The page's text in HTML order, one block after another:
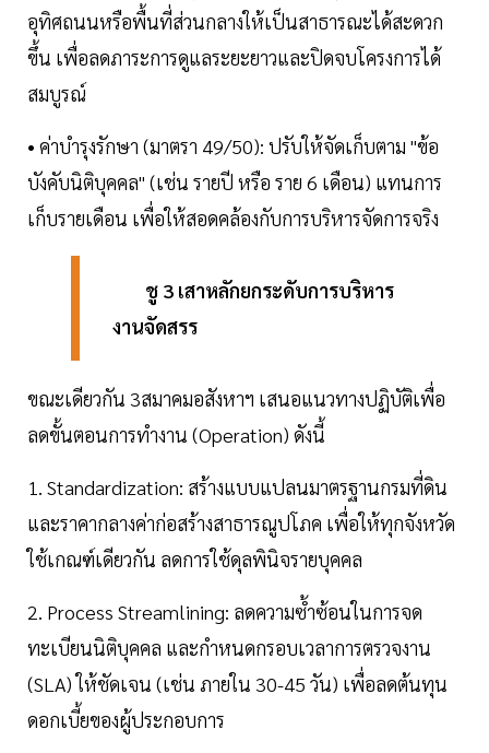
อุทิศถนนหรือพื้นที่ส่วนกลางให้เป็นสาธารณะได้สะดวก
ขึ้น เพื่อลดภาระการดูแลระยะยาวและปิดจบโครงการได้
สมบูรณ์
• ค่าบำรุงรักษา (มาตรา 49/50): ปรับให้จัดเก็บตาม "ข้อ
บังคับนิติบุคคล" (เช่น รายปี หรือ ราย 6 เดือน) แทนการ
เก็บรายเดือน เพื่อให้สอดคล้องกับการบริหารจัดการจริง
ชู 3 เสาหลักยกระดับการบริหาร
งานจัดสรร
ขณะเดียวกัน 3สมาคมอสังหาฯ เสนอแนวทางปฏิบัติเพื่อ
ลดขั้นตอนการทำงาน (Operation) ดังนี้
1. Standardization: สร้างแบบแปลนมาตรฐานกรมที่ดิน
และราคากลางค่าก่อสร้างสาธารณูปโภค เพื่อให้ทุกจังหวัด
ใช้เกณฑ์เดียวกัน ลดการใช้ดุลพินิจรายบุคคล
2. Process Streamlining: ลดความซ้ำซ้อนในการจด
ทะเบียนนิติบุคคล และกำหนดกรอบเวลาการตรวจงาน
(SLA) ให้ชัดเจน (เช่น ภายใน 30-45 วัน) เพื่อลดต้นทุน
ดอกเบี้ยของผู้ประกอบการ